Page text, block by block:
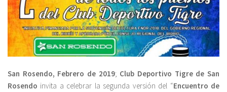
San Rosendo, Febrero de 2019; Club Deportivo Tigre de San
Rosendo invita a celebrar la segunda versión del “Encuentro de